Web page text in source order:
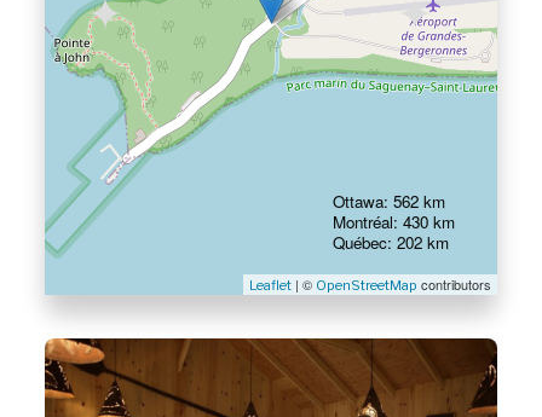
Leaflet| © OpenStreetMap contributors
Ottawa: 562 km
Montréal: 430 km
Québec: 202 km